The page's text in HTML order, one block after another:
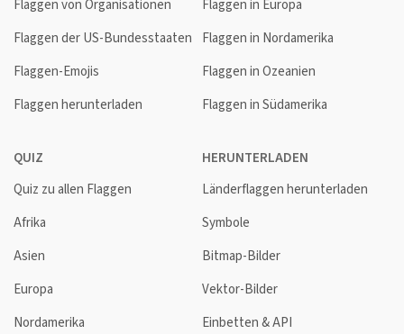
Flaggen von Organisationen
Flaggen der US-Bundesstaaten
Flaggen-Emojis
Flaggen herunterladen
Flaggen in Europa
Flaggen in Nordamerika
Flaggen in Ozeanien
Flaggen in Südamerika
QUIZ
Quiz zu allen Flaggen
Afrika
Asien
Europa
Nordamerika
HERUNTERLADEN
Länderflaggen herunterladen
Symbole
Bitmap-Bilder
Vektor-Bilder
Einbetten & API